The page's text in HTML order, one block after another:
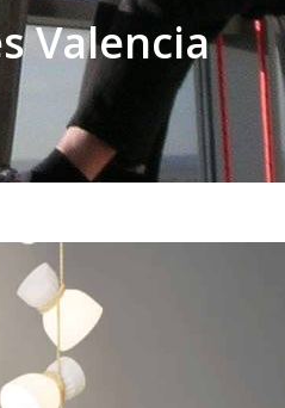
Valencia